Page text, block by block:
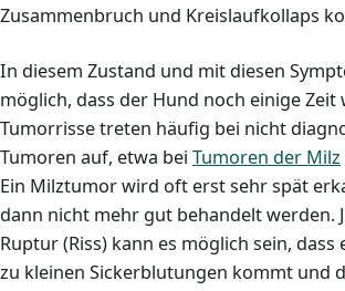
Zusammenbruch und Kreislaufkollaps
In diesem Zustand und mit diesen
möglich, dass der Hund noch einige Zeit
Tumorrisse treten häufig bei nicht
Tumoren auf, etwa bei Tumoren der Milz
Ein Milztumor wird oft erst sehr spät
dann nicht mehr gut behandelt werden.
Ruptur (Riss) kann es möglich sein,
zu kleinen Sickerblutungen kommt und